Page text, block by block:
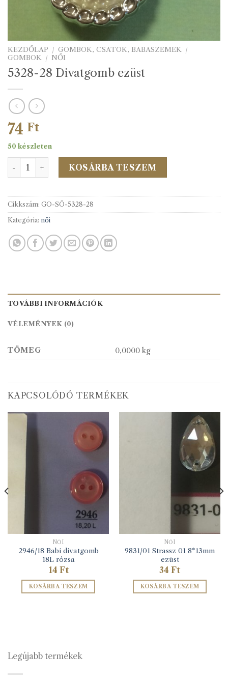
KEZDŐLAP / GOMBOK, CSATOK, BABASZEMEK /
GOMBOK / NŐI
5328-28 Divatgomb ezüst
74 Ft
50 készleten
5328-28 Divatgomb ezüst mennyiség
KOSÁRBA TESZEM
Cikkszám: GO-SÖ-5328-28
Kategória: női
TOVÁBBI INFORMÁCIÓK
VÉLEMÉNYEK (0)
TÖMEG 0,0000 kg
KAPCSOLÓDÓ TERMÉKEK
NŐI
2946/18 Babi divatgomb
18L rózsa
14 Ft
KOSÁRBA TESZEM
NŐI
9831/01 Strassz 01 8*13mm
ezüst
34 Ft
KOSÁRBA TESZEM
Legújabb termékek